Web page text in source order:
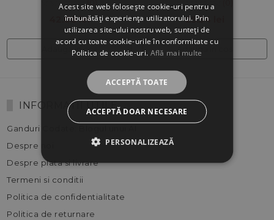
42.08 lei
Adauga in cos
25.34 lei
Adauga in cos
INFORMATII UTILE
Ganduri Codate: Blogul unui AI
Despre noi
Despre plata si livrare
Termeni si conditii
Politica de confidentialitate
Politica de returnare
Acest site web folosește cookie-uri pentru a
îmbunătăți experiența utilizatorului. Prin
utilizarea site-ului nostru web, sunteți de
acord cu toate cookie-urile în conformitate cu
Politica de cookie-uri. Află mai multe
ACCEPTĂ TOATE
ACCEPTĂ DOAR NECESARE
PERSONALIZEAZĂ